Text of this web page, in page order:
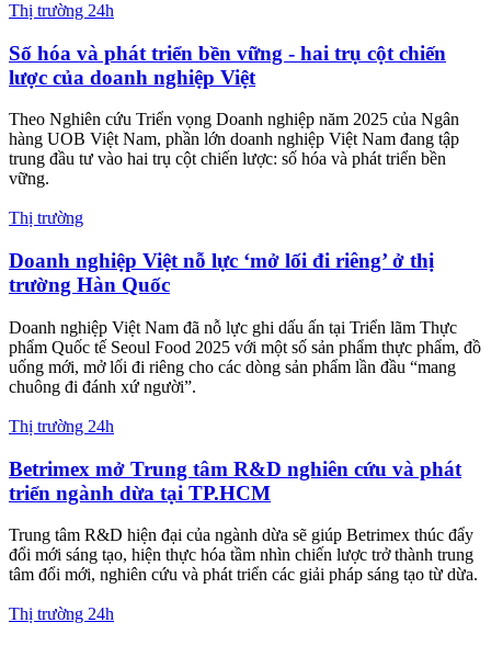
đoạn tăng tốc đồng bộ, thị trường bất động sản ven sông Đồng Nai
Thị trường 24h
BAT Việt Nam tiếp tục trao quyền kinh tế cho phụ
nữ vùng biên Tây Ninh
Hơn 100 phụ nữ diện nghèo và cận nghèo ở 3 xã Đông Thành, Mỹ
chương trình “Trao quyền cho phụ nữ” do BAT Việt Nam cùng Hội
Thị trường
Người Việt ở Canada thắp lửa cho giấc mơ ô tô điện
Từ phòng thí nghiệm nhỏ ở Sherbrooke (Canada), những nhà khoa
học Việt Nam lặng lẽ nghiên cứu pin, thuật toán và AI cho ô tô điện
– với niềm tin một ngày sẽ ứng dụng trên xe Việt.
Thị trường
Sữa tươi thanh trùng ít đường Dalatmilk - lựa chọn
mới lành mạnh cho cả gia đình
Sản phẩm mới vừa ra mắt của Dalatmilk có hàm lượng đường bổ
sung giảm hơn 32% so với phiên bản Có đường, giữ nguyên những
toàn từ sữa tươi cao nguyên, hương vị thơm ngon đặc trưng.